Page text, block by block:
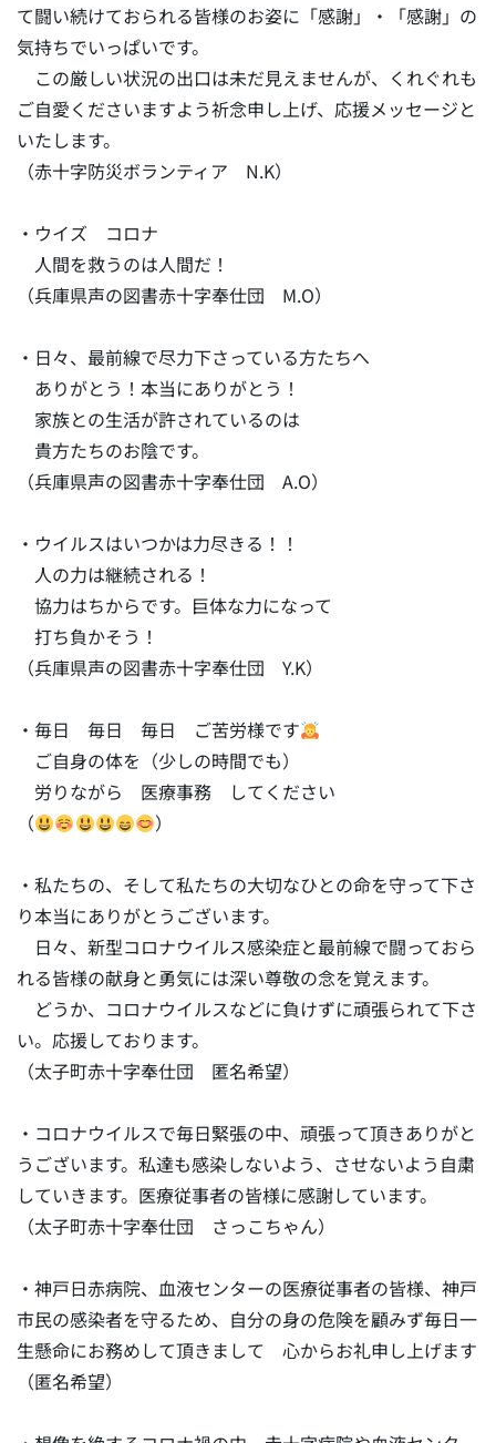
て闘い続けておられる皆様のお姿に「感謝」・「感謝」の
気持ちでいっぱいです。
この厳しい状況の出口は未だ見えませんが、くれぐれも
ご自愛くださいますよう祈念申し上げ、応援メッセージと
いたします。
（赤十字防災ボランティア N.K）
・ウイズ コロナ
人間を救うのは人間だ！
（兵庫県声の図書赤十字奉仕団 M.O）
・日々、最前線で尽力下さっている方たちへ
ありがとう！本当にありがとう！
家族との生活が許されているのは
貴方たちのお陰です。
（兵庫県声の図書赤十字奉仕団 A.O）
・ウイルスはいつかは力尽きる！！
人の力は継続される！
協力はちからです。巨体な力になって
打ち負かそう！
（兵庫県声の図書赤十字奉仕団 Y.K）
・毎日 毎日 毎日 ご苦労様です
ご自身の体を（少しの時間でも）
労りながら 医療事務 してください
（
）
・私たちの、そして私たちの大切なひとの命を守って下さ
り本当にありがとうございます。
日々、新型コロナウイルス感染症と最前線で闘っておら
れる皆様の献身と勇気には深い尊敬の念を覚えます。
どうか、コロナウイルスなどに負けずに頑張られて下さ
い。応援しております。
（太子町赤十字奉仕団 匿名希望）
・コロナウイルスで毎日緊張の中、頑張って頂きありがと
うございます。私達も感染しないよう、させないよう自粛
していきます。医療従事者の皆様に感謝しています。
（太子町赤十字奉仕団 さっこちゃん）
・神戸日赤病院、血液センターの医療従事者の皆様、神戸
市民の感染者を守るため、自分の身の危険を顧みず毎日一
生懸命にお務めして頂きまして 心からお礼申し上げます
（匿名希望）